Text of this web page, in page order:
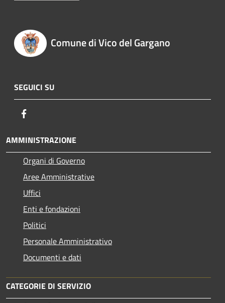
Comune di Vico del Gargano
SEGUICI SU
AMMINISTRAZIONE
Organi di Governo
Aree Amministrative
Uffici
Enti e fondazioni
Politici
Personale Amministrativo
Documenti e dati
CATEGORIE DI SERVIZIO